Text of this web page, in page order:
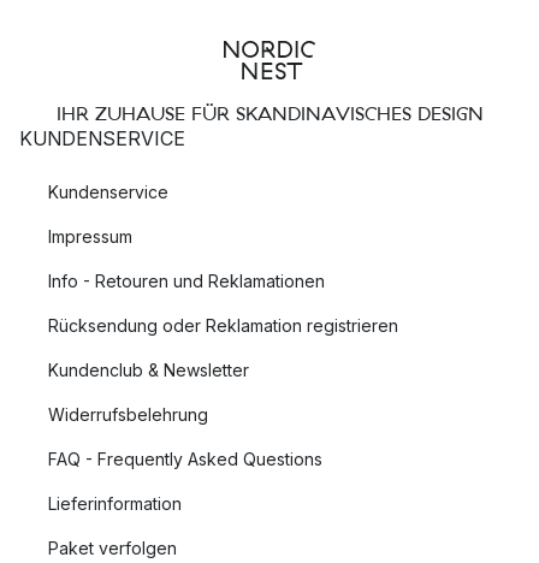
IHR ZUHAUSE FÜR SKANDINAVISCHES DESIGN
KUNDENSERVICE
Kundenservice
Impressum
Info - Retouren und Reklamationen
Rücksendung oder Reklamation registrieren
Kundenclub & Newsletter
Widerrufsbelehrung
FAQ - Frequently Asked Questions
Lieferinformation
Paket verfolgen